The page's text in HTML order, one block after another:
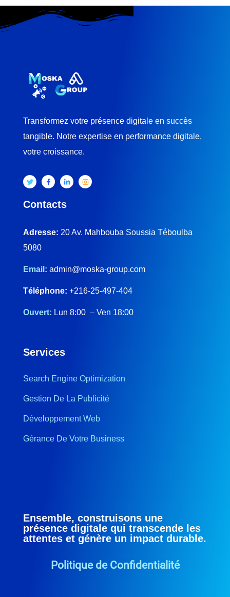
Transformez votre présence digitale en succès
tangible. Notre expertise en performance digitale,
votre croissance.
Contacts
Adresse: 20 Av. Mahbouba Soussia Téboulba
5080
Email: admin@moska-group.com
Téléphone: +216-25-497-404
Ouvert: Lun 8:00 – Ven 18:00
Services
Search Engine Optimization
Gestion De La Publicité
Développement Web
Gérance De Votre Business
Ensemble, construisons une
présence digitale qui transcende les
attentes et génère un impact durable.
Politique de Confidentialité